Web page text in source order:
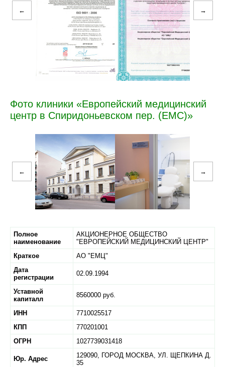
← →
Фото клиники «Европейский медицинский
центр в Спиридоньевском пер. (ЕМС)»
← →
Полное
наименование
АКЦИОНЕРНОЕ ОБЩЕСТВО
"ЕВРОПЕЙСКИЙ МЕДИЦИНСКИЙ ЦЕНТР"
Краткое
АО "ЕМЦ"
Дата
регистрации
02.09.1994
Уставной
капиталл
8560000 руб.
ИНН
7710025517
КПП
770201001
ОГРН
1027739031418
Юр. Адрес 129090, ГОРОД МОСКВА, УЛ. ЩЕПКИНА Д.
35